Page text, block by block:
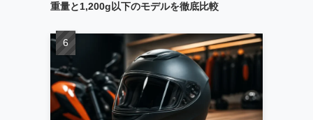
重量と1,200g以下のモデルを徹底比較